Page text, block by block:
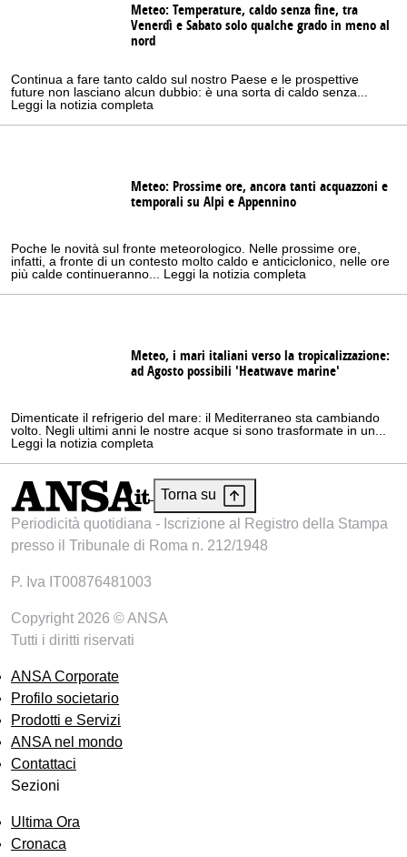
Meteo: Temperature, caldo senza fine, tra
Venerdì e Sabato solo qualche grado in meno al
nord
Continua a fare tanto caldo sul nostro Paese e le prospettive
future non lasciano alcun dubbio: è una sorta di caldo senza...
Leggi la notizia completa
Meteo: Prossime ore, ancora tanti acquazzoni e
temporali su Alpi e Appennino
Poche le novità sul fronte meteorologico. Nelle prossime ore,
infatti, a fronte di un contesto molto caldo e anticiclonico, nelle ore
più calde continueranno... Leggi la notizia completa
Meteo, i mari italiani verso la tropicalizzazione:
ad Agosto possibili 'Heatwave marine'
Dimenticate il refrigerio del mare: il Mediterraneo sta cambiando
volto. Negli ultimi anni le nostre acque si sono trasformate in un...
Leggi la notizia completa
Torna su
Periodicità quotidiana - Iscrizione al Registro della Stampa
presso il Tribunale di Roma n. 212/1948
P. Iva IT00876481003
Copyright 2026 © ANSA
Tutti i diritti riservati
ANSA Corporate
Profilo societario
Prodotti e Servizi
ANSA nel mondo
Contattaci
Sezioni
Ultima Ora
Cronaca